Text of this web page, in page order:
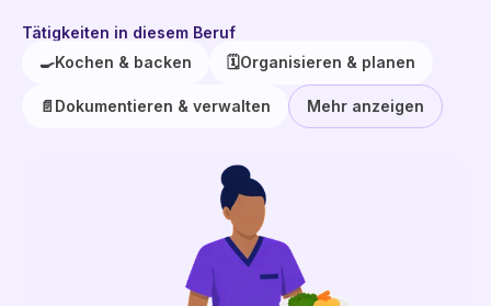
Tätigkeiten in diesem Beruf
🍳Kochen & backen 🗓️Organisieren & planen
📄 Dokumentieren & verwalten Mehr anzeigen